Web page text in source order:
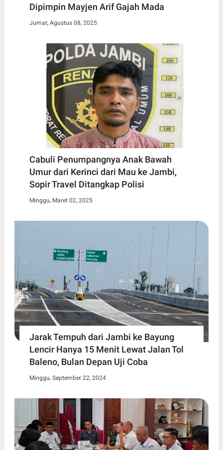
Dipimpin Mayjen Arif Gajah Mada
Jumat, Agustus 08, 2025
Cabuli Penumpangnya Anak Bawah
Umur dari Kerinci dari Mau ke Jambi,
Sopir Travel Ditangkap Polisi
Minggu, Maret 02, 2025
Jarak Tempuh dari Jambi ke Bayung
Lencir Hanya 15 Menit Lewat Jalan Tol
Baleno, Bulan Depan Uji Coba
Minggu, September 22, 2024